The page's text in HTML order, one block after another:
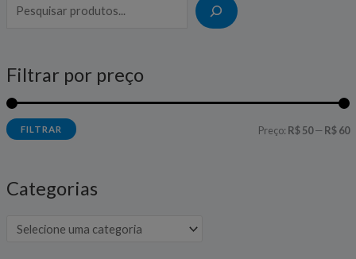
Filtrar por preço
íá
FILTRAR Preço: R$ 50—R$ 60
Categorias